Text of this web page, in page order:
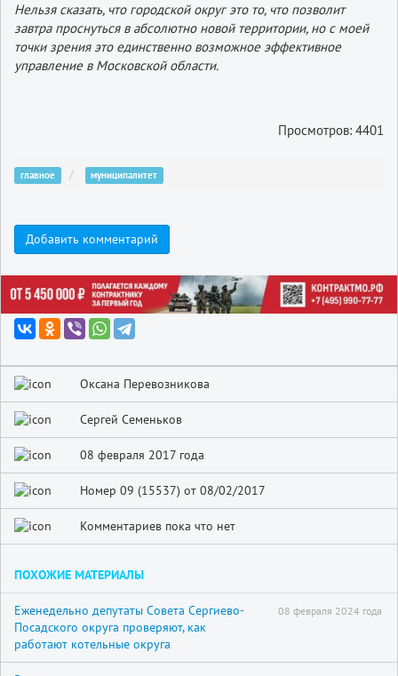
Нельзя сказать, что городской округ это то, что позволит
завтра проснуться в абсолютно новой территории, но с моей
точки зрения это единственно возможное эффективное
управление в Московской области.
Просмотров: 4401
главное муниципалитет
Добавить комментарий
Оксана Перевозникова
Сергей Семеньков
08 февраля 2017 года
Номер 09 (15537) от 08/02/2017
Комментариев пока что нет
ПОХОЖИЕ МАТЕРИАЛЫ
Еженедельно депутаты Совета Сергиево-
Посадского округа проверяют, как
работают котельные округа
08 февраля 2024 года